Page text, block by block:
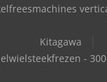
Kitagawa
-